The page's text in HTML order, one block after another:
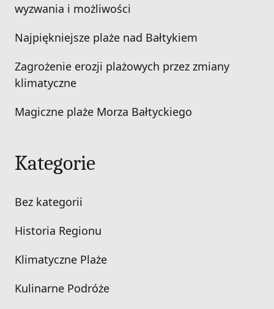
wyzwania i możliwości
Najpiękniejsze plaże nad Bałtykiem
Zagrożenie erozji plażowych przez zmiany
klimatyczne
Magiczne plaże Morza Bałtyckiego
Kategorie
Bez kategorii
Historia Regionu
Klimatyczne Plaże
Kulinarne Podróże